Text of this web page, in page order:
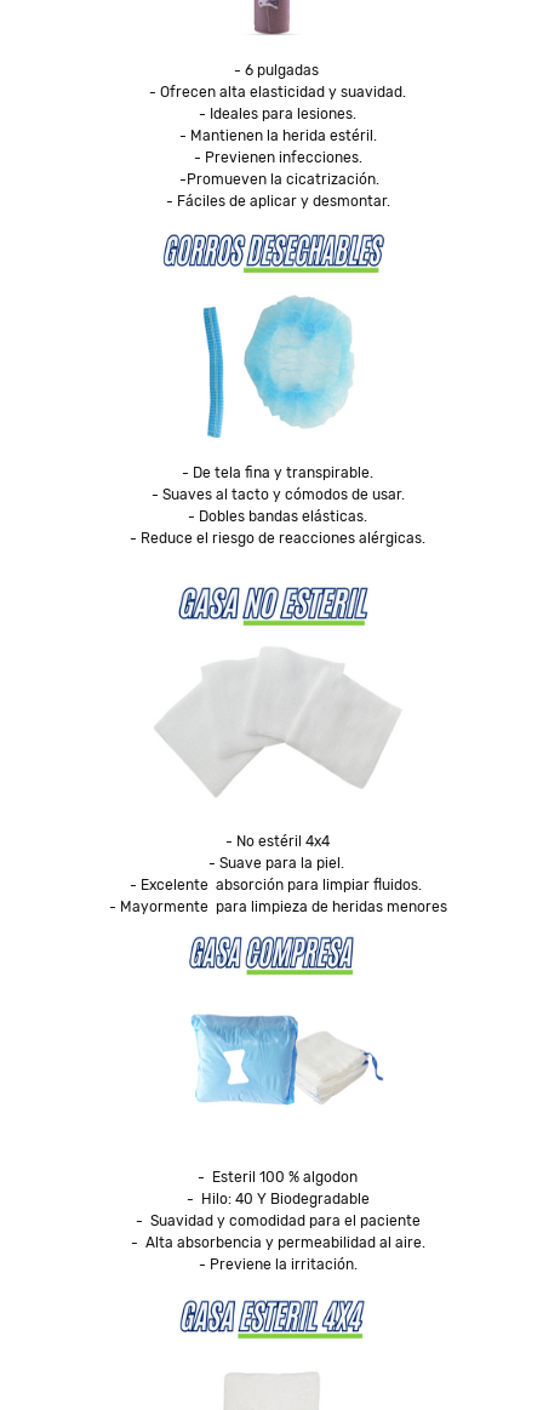
- 6 pulgadas
- Ofrecen alta elasticidad y suavidad.
- Ideales para lesiones.
- Mantienen la herida estéril.
- Previenen infecciones.
-Promueven la cicatrización.
- Fáciles de aplicar y desmontar.
- De tela fina y transpirable.
- Suaves al tacto y cómodos de usar.
- Dobles bandas elásticas.
- Reduce el riesgo de reacciones alérgicas.
- No estéril 4x4
- Suave para la piel.
- Excelente  absorción para limpiar fluidos.
- Mayormente  para limpieza de heridas menores
-  Esteril 100 % algodon
-  Hilo: 40 Y Biodegradable
-  Suavidad y comodidad para el paciente
-  Alta absorbencia y permeabilidad al aire.